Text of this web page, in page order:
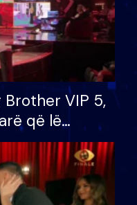
Brother VIP 5,
që lë
për